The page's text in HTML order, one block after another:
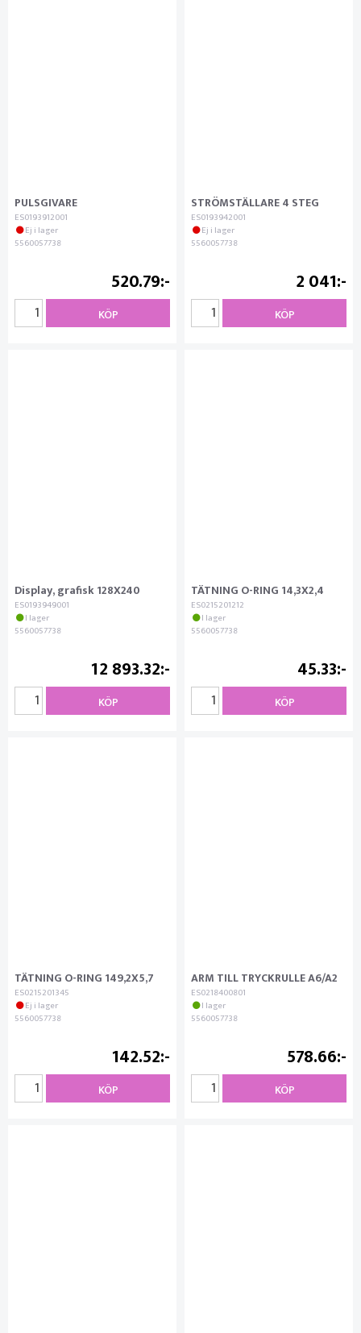
PULSGIVARE
ES0193912001
Ej i lager
5560057738
520.79
KÖP
STRÖMSTÄLLARE 4 STEG
ES0193942001
Ej i lager
5560057738
2 041
KÖP
Display, grafisk 128X240
ES0193949001
I lager
5560057738
12 893.32
KÖP
TÄTNING O-RING 14,3X2,4
ES0215201212
I lager
5560057738
45.33
KÖP
TÄTNING O-RING 149,2X5,7
ES0215201345
Ej i lager
5560057738
142.52
KÖP
ARM TILL TRYCKRULLE A6/A2
ES0218400801
I lager
5560057738
578.66
KÖP